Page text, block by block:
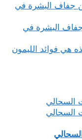
جفاف البشرة في
هي فوائد الليمون